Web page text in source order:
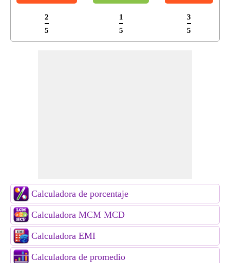
2
5
1
5
3
5
Calculadora de porcentaje
Calculadora MCM MCD
Calculadora EMI
Calculadora de promedio